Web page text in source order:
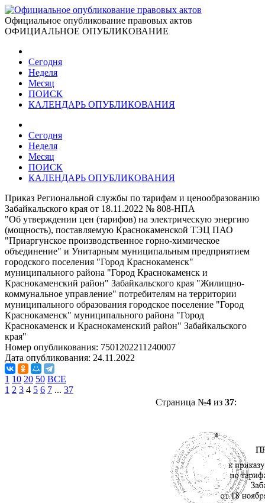
Официальное опубликование правовых актов
ОФИЦИАЛЬНОЕ ОПУБЛИКОВАНИЕ
Сегодня
Неделя
Месяц
ПОИСК
КАЛЕНДАРЬ ОПУБЛИКОВАНИЯ
Сегодня
Неделя
Месяц
ПОИСК
КАЛЕНДАРЬ ОПУБЛИКОВАНИЯ
Приказ Региональной службы по тарифам и ценообразованию
Забайкальского края от 18.11.2022 № 808-НПА
"Об утверждении цен (тарифов) на электрическую энергию
(мощность), поставляемую Краснокаменской ТЭЦ ПАО
"Приаргунское производственное горно-химическое
объединение" и Унитарным муниципальным предприятием
городского поселения "Город Краснокаменск"
муниципального района "Город Краснокаменск и
Краснокаменский район" Забайкальского края "Жилищно-
коммунальное управление" потребителям на территории
муниципального образования городское поселение "Город
Краснокаменск" муниципального района "Город
Краснокаменск и Краснокаменский район" Забайкальского
края"
Номер опубликования: 7501202211240007
Дата опубликования: 24.11.2022
1 10 20 50 ВСЕ
1 2 3 4 5 6 7 ... 37
Страница №4из 37: